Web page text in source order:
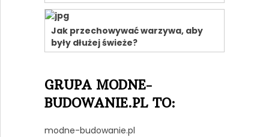
Jak przechowywać warzywa, aby
były dłużej świeże?
GRUPA MODNE-
BUDOWANIE.PL TO:
modne-budowanie.pl